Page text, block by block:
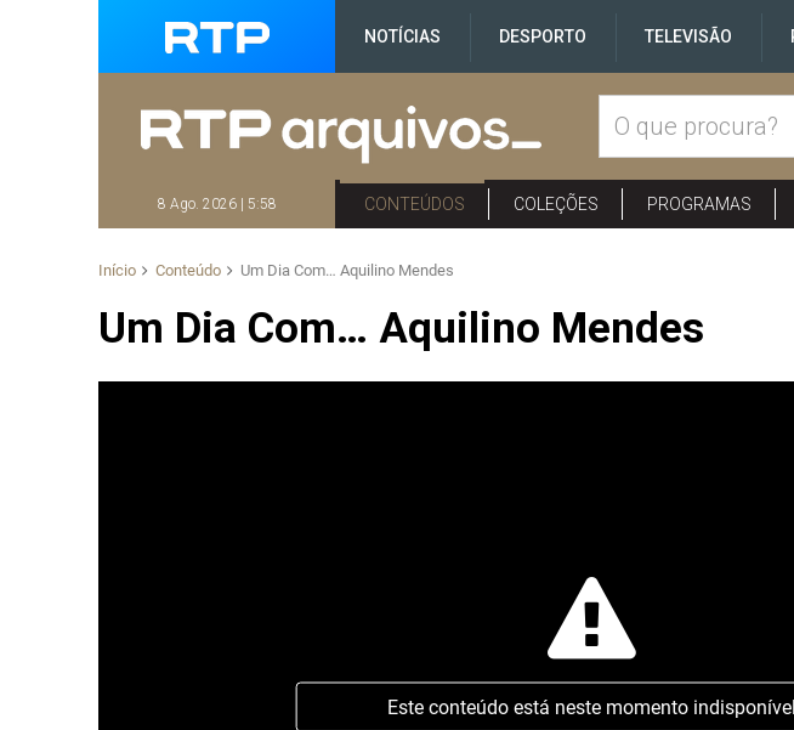
NOTÍCIAS DESPORTO TELEVISÃO
8 Ago. 2026 | 5:58 CONTEÚDOS COLEÇÕES PROGRAMAS
Início Conteúdo Um Dia Com… Aquilino Mendes
Um Dia Com… Aquilino Mendes
Este conteúdo está neste momento indisponível